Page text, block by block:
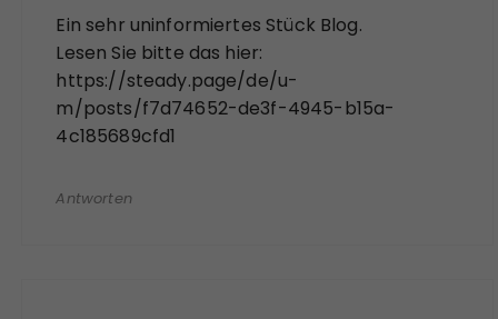
Ein sehr uninformiertes Stück Blog.
Lesen Sie bitte das hier:
https://steady.page/de/u-
m/posts/f7d74652-de3f-4945-b15a-
4c185689cfd1
Antworten